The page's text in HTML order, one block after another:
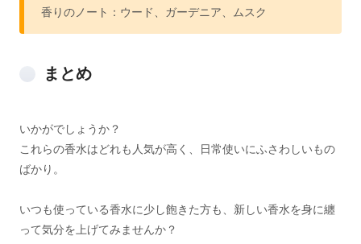
香りのノート：ウード、ガーデニア、ムスク
まとめ
いかがでしょうか？
これらの香水はどれも人気が高く、日常使いにふさわしいもの
ばかり。
いつも使っている香水に少し飽きた方も、新しい香水を身に纏
って気分を上げてみませんか？